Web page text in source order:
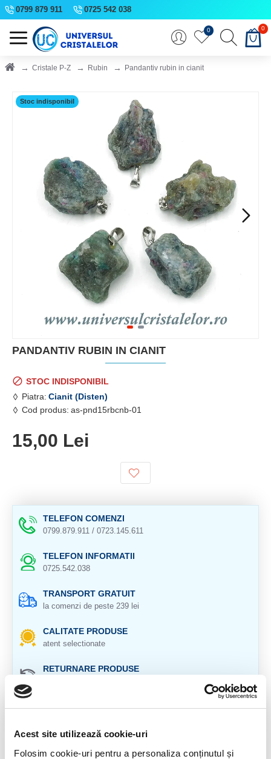
Acest site utilizează cookie-uri
Folosim cookie-uri pentru a personaliza conținutul și
0799 879 911 0725 542 038
0 0
Cristale P-Z Rubin Pandantiv rubin in cianit
Stoc indisponibil
PANDANTIV RUBIN IN CIANIT
STOC INDISPONIBIL
Piatra: Cianit (Disten)
Cod produs: as-pnd15rbcnb-01
15,00 Lei
TELEFON COMENZI
0799.879.911 / 0723.145.611
TELEFON INFORMATII
0725.542.038
TRANSPORT GRATUIT
la comenzi de peste 239 lei
CALITATE PRODUSE
atent selectionate
RETURNARE PRODUSE
GARANTIE PRODUSE
DESCRIERE PRODUS